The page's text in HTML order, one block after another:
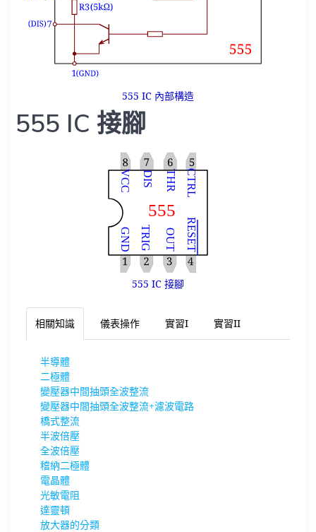
555 IC 內部構造
555 IC 接腳
555 IC 接腳
相關知識 儀表操作 實習I 實習II
半導體
二極體
變壓器中間抽頭全波整流
變壓器中間抽頭全波整流+濾波電路
橋式整流
半波倍壓
全波倍壓
稽納二極體
電晶體
光敏電阻
達靈頓
放大器的分類